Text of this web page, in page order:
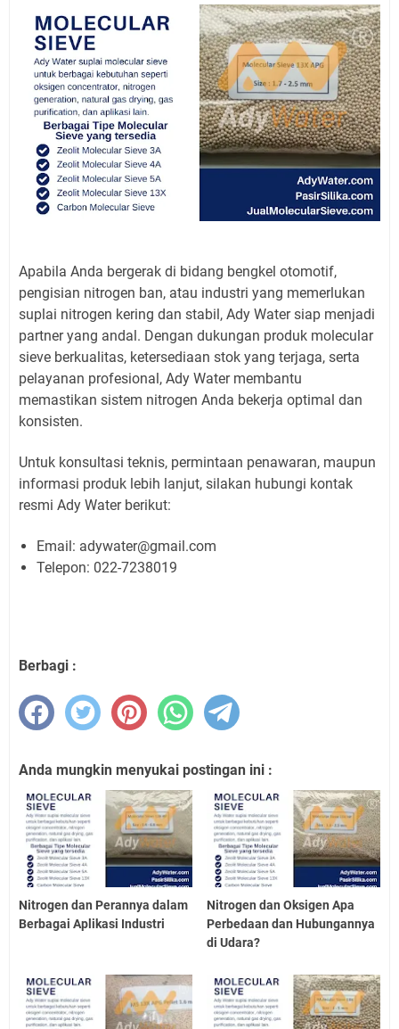
Apabila Anda bergerak di bidang bengkel otomotif,
pengisian nitrogen ban, atau industri yang memerlukan
suplai nitrogen kering dan stabil, Ady Water siap menjadi
partner yang andal. Dengan dukungan produk molecular
sieve berkualitas, ketersediaan stok yang terjaga, serta
pelayanan profesional, Ady Water membantu
memastikan sistem nitrogen Anda bekerja optimal dan
konsisten.
Untuk konsultasi teknis, permintaan penawaran, maupun
informasi produk lebih lanjut, silakan hubungi kontak
resmi Ady Water berikut:
Email: adywater@gmail.com
Telepon: 022-7238019
Berbagi :
Anda mungkin menyukai postingan ini :
Nitrogen dan Perannya dalam
Berbagai Aplikasi Industri
Nitrogen dan Oksigen Apa
Perbedaan dan Hubungannya
di Udara?